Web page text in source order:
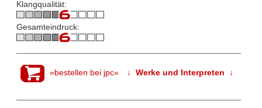
Klangqualität:
Gesamteindruck:
»bestellen bei jpc« ↓ Werke und Interpreten ↓